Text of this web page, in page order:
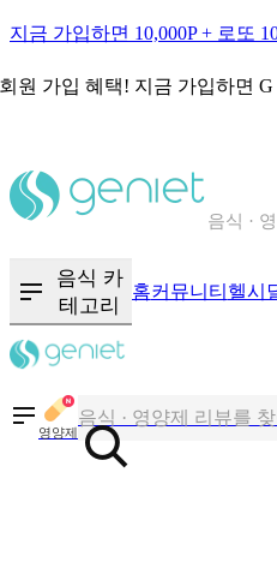
지금 가입하면 10,000P + 로또
원 가입 혜택! 지금 가입하면 G
음식 ·
음식 카
테고리
홈커뮤니티 헬시
영양제
칼로리와 영양성분을
혈당 · 다이어트 음식
음식 · 영양제 리뷰를